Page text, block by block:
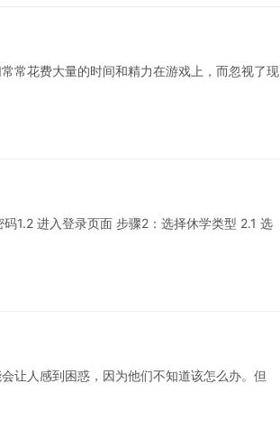
常花费大量的时间和精力在游戏上，而忽视了现
1.2 进入登录页面 步骤2：选择休学类型 2.1 选
让人感到困惑，因为他们不知道该怎么办。但